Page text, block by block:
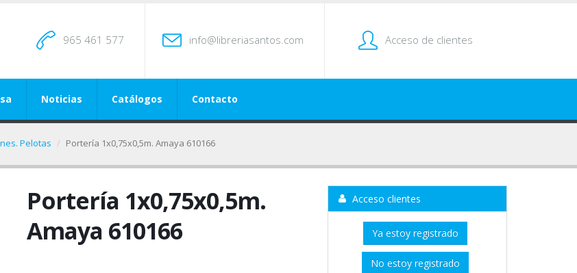
965 461 577 info@libreriasantos.com Acceso de clientes
Noticias Catálogos Contacto
Pelotas Portería 1x0,75x0,5m. Amaya 610166
Portería 1x0,75x0,5m.
Amaya 610166
Acceso clientes
Ya estoy registrado
No estoy registrado